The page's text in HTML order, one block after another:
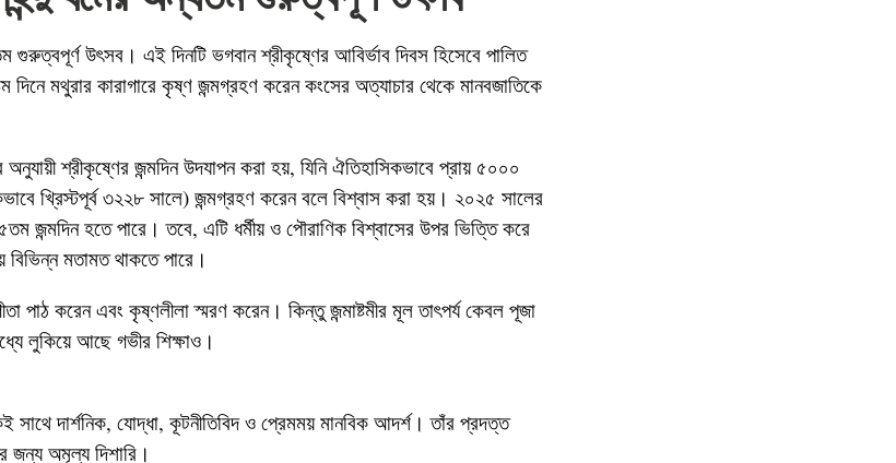
গুরুত্বপূর্ণ উৎসব। এই দিনটি ভগবান শ্রীকৃষ্ণের আবির্ভাব দিবস হিসেবে পালিত
মথুরার কারাগারে কৃষ্ণ জন্মগ্রহণ করেন কংসের অত্যাচার থেকে মানবজাতিকে
অনুযায়ী শ্রীকৃষ্ণের জন্মদিন উদযাপন করা হয়, যিনি ঐতিহাসিকভাবে প্রায় ৫০০০
খ্রিস্টপূর্ব ৩২২৮ সালে) জন্মগ্রহণ করেন বলে বিশ্বাস করা হয়। ২০২৫ সালের
জন্মদিন হতে পারে। তবে, এটি ধর্মীয় ও পৌরাণিক বিশ্বাসের উপর ভিত্তি করে
বিভিন্ন মতামত থাকতে পারে।
পাঠ করেন এবং কৃষ্ণলীলা স্মরণ করেন। কিন্তু জন্মাষ্টমীর মূল তাৎপর্য কেবল পূজা
লুকিয়ে আছে গভীর শিক্ষাও।
দার্শনিক, যোদ্ধা, কূটনীতিবিদ ও প্রেমময় মানবিক আদর্শ। তাঁর প্রদত্ত
জন্য অমূল্য দিশারি।